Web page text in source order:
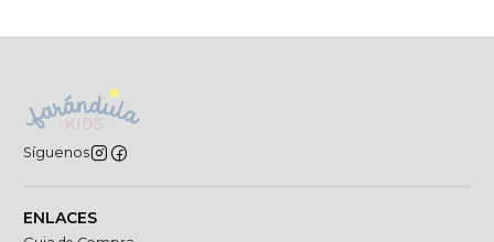
Síguenos
ENLACES